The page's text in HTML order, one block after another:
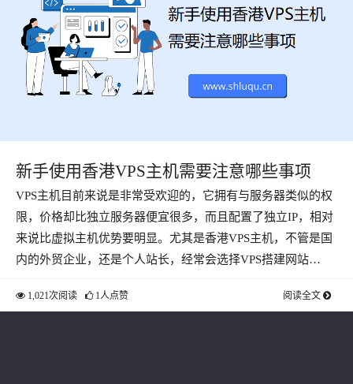
新手使用香港VPS主机需要注意哪些事项
VPS主机目前来说是非常受欢迎的，它拥有与服务器类似的权
限，价格却比独立服务器便宜很多，而且配置了独立IP，相对
来说比虚拟主机优势要明显。尤其是香港VPS主机，不管是国
内的外贸企业，还是个人站长，经常会选择VPS搭建网站…
1,021次阅读 1人点赞 阅读全文